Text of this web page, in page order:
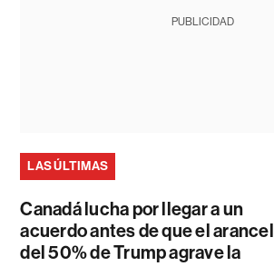
PUBLICIDAD
LAS ÚLTIMAS
Canadá lucha por llegar a un
acuerdo antes de que el arancel
del 50% de Trump agrave la